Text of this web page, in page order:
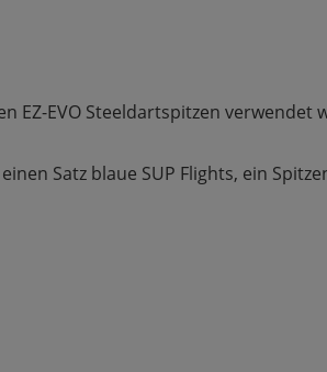
EZ-EVO Steeldartspitzen verwendet
Satz blaue SUP Flights, ein